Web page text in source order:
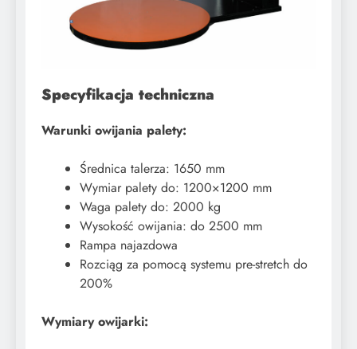
Specyfikacja techniczna
Warunki owijania palety:
Średnica talerza: 1650 mm
Wymiar palety do: 1200×1200 mm
Waga palety do: 2000 kg
Wysokość owijania: do 2500 mm
Rampa najazdowa
Rozciąg za pomocą systemu pre-stretch do
200%
Wymiary owijarki: